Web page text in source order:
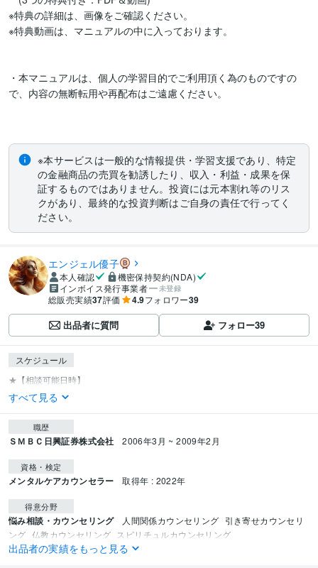
※特典の詳細は、画像をご確認ください。
※特典動画は、マニュアルの中に入っております。
・本マニュアルは、個人の学習目的でご利用頂く為のものですの
で、内容の無断転用や再配布はご遠慮ください。
※本サービスは一般的な情報提供・学習支援であり、特定
の金融商品の売買を勧誘したり、収入・利益・成果を保
証するものではありません。投資には元本割れ等のリス
クがあり、最終的な投資判断はご自身の責任で行ってく
ださい。
エンジェル優子
本人確認
機密保持契約(NDA)
インボイス発行事業者
未登録
総販売実績37評価 4.9フォロワー39
出品者に質問 フォロー39
スケジュール
すべて見る
職歴
ＳＭＢＣ日興証券株式会社 2006年3月 ~ 2009年2月
資格・検定
メンタルケアカウンセラー 取得年 : 2022年
得意分野
悩み相談・カウンセリング 人間関係カウンセリング 引き寄せカウンセリ
ング 仏教カウンセリング スピリチュルカウンセリング
カウンセラー
出品者の実績をもっと見る